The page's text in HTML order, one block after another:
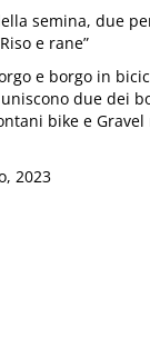
semina, due
e rane”
e borgo in
due dei
bike e
2023